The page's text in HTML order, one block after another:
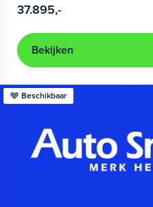
37.895,-
Bekijken
Beschikbaar